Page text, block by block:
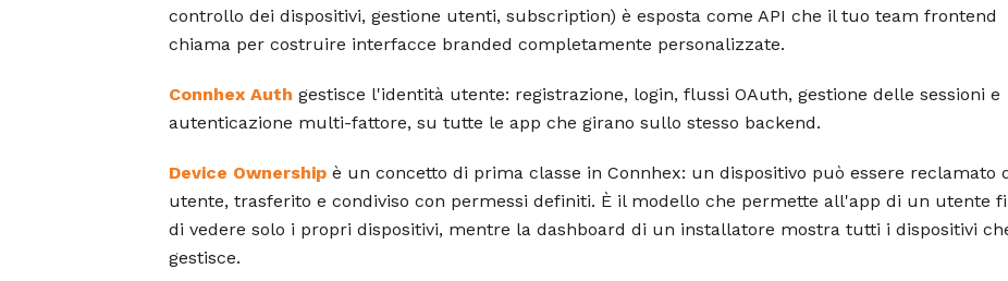
controllo dei dispositivi, gestione utenti, subscription) è esposta come API che il tuo team frontend
chiama per costruire interfacce branded completamente personalizzate.
Connhex Auth gestisce l'identità utente: registrazione, login, flussi OAuth, gestione delle sessioni e
autenticazione multi-fattore, su tutte le app che girano sullo stesso backend.
Device Ownershipè un concetto di prima classe in Connhex: un dispositivo può essere reclamato
utente, trasferito e condiviso con permessi definiti. È il modello che permette all'app di un utente
di vedere solo i propri dispositivi, mentre la dashboard di un installatore mostra tutti i dispositivi
gestisce.